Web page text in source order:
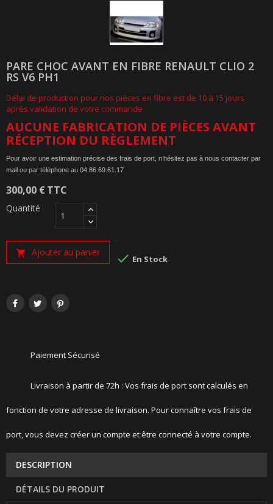
PARE CHOC AVANT EN FIBRE RENAULT CLIO 2
RS V6 PH1
Délai de production pour nos pièces en fibre est de 10 à 15 jours
après validation de votre commande
AUCUNE FABRICATION DE PIÈCES AVANT
RÉCEPTION DU RÈGLEMENT
Pour avoir une estimation précise des frais de port, n’hésitez pas à nous contacter par
mail ou par téléphone au 04.86.69.61.17
300,00 €TTC
Quantité
 Ajouter au panier  En Stock
Paiement Sécurisé
Livraison à partir de 72h : Vos frais de port sont calculés en
fonction de votre adresse de livraison. Pour connaître vos frais de
port, vous devez créer un compte et être connecté à votre compte.
DESCRIPTION
DÉTAILS DU PRODUIT